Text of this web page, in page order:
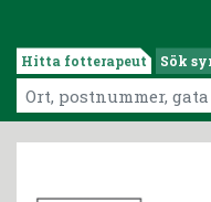
Hitta fotterapeut Sök